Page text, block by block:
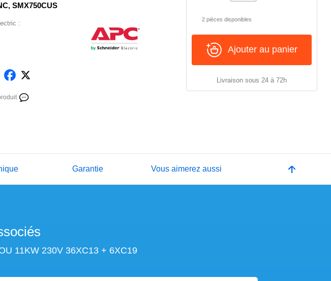
SMX750CUS
:
2 pièces disponibles
Ajouter au panier
Livraison sous 24 à 72h
Garantie Vous aimerez aussi
11KW 230V 36XC13 + 6XC19